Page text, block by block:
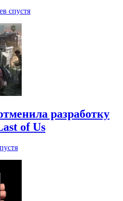
спустя
разработку
of Us